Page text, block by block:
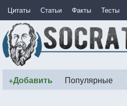
Цитаты Статьи Факты Тесты
+Добавить Популярные